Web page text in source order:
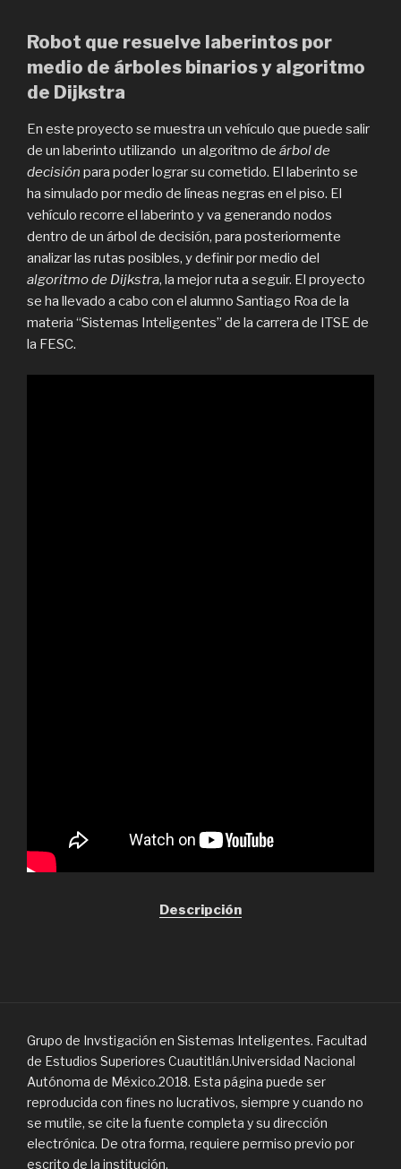
Robot que resuelve laberintos por
medio de árboles binarios y algoritmo
de Dijkstra
En este proyecto se muestra un vehículo que puede salir
de un laberinto utilizando un algoritmo de árbol de
decisión para poder lograr su cometido. El laberinto se
ha simulado por medio de líneas negras en el piso. El
vehículo recorre el laberinto y va generando nodos
dentro de un árbol de decisión, para posteriormente
analizar las rutas posibles, y definir por medio del
algoritmo de Dijkstra, la mejor ruta a seguir. El proyecto
se ha llevado a cabo con el alumno Santiago Roa de la
materia “Sistemas Inteligentes” de la carrera de ITSE de
la FESC.
Descripción
Grupo de Invstigación en Sistemas Inteligentes. Facultad
de Estudios Superiores Cuautitlán.Universidad Nacional
Autónoma de México.2018. Esta página puede ser
reproducida con fines no lucrativos, siempre y cuando no
se mutile, se cite la fuente completa y su dirección
electrónica. De otra forma, requiere permiso previo por
escrito de la institución.